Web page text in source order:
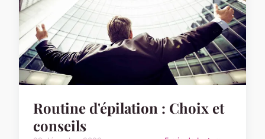
Routine d'épilation : Choix et
conseils